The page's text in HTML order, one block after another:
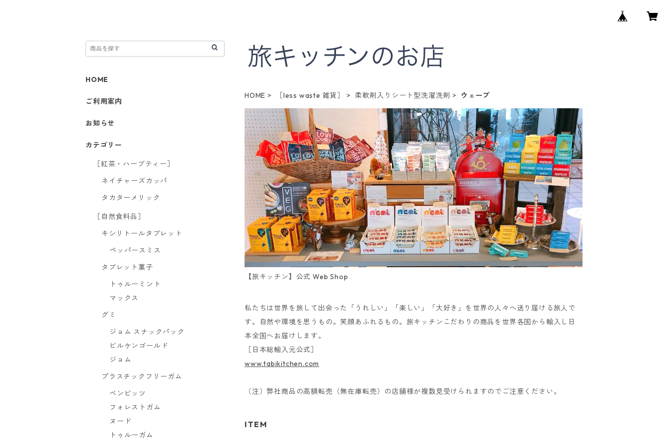
HOME ［less waste 雑貨］ 柔軟剤入りシート型洗濯洗剤 ウェーブ
【旅キッチン】公式 Web Shop
私たちは世界を旅して出会った「うれしい」「楽しい」「大好き」を世界の人々へ送り届ける旅人で
す。自然や環境を思うもの。笑顔あふれるもの。旅キッチンこだわりの商品を世界各国から輸入し日
本全国へお届けします。
［日本総輸入元公式］
www.tabikitchen.com
（注）弊社商品の高額転売（無在庫転売）の店舗様が複数見受けられますのでご注意ください。
ITEM
HOME
ご利用案内
お知らせ
カテゴリー
［紅茶・ハーブティー］
ネイチャーズカッパ
タカターメリック
［自然食料品］
キシリトールタブレット
ペッパースミス
タブレット菓子
トゥルーミント
マックス
グミ
ジョム スナックパック
ビルケンゴールド
ジョム
プラスチックフリーガム
ベンビッツ
フォレストガム
ヌード
トゥルーガム